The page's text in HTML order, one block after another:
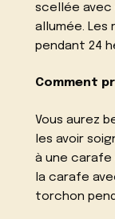
scellée avec
allumée.
pendant 24
Comment
Vous aurez
les avoir
à une carafe
la carafe
torchon